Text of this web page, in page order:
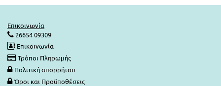
Επικοινωνία
26654 09309
Επικοινωνία
Τρόποι Πληρωμής
Πολιτική απορρήτου
Όροι και Προϋποθέσεις